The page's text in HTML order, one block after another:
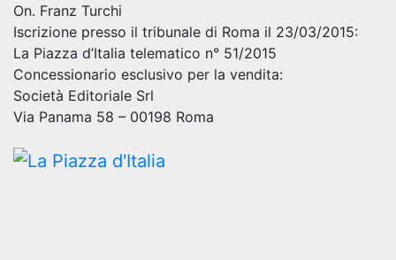
On. Franz Turchi
Iscrizione presso il tribunale di Roma il 23/03/2015:
La Piazza d’Italia telematico n° 51/2015
Concessionario esclusivo per la vendita:
Società Editoriale Srl
Via Panama 58 – 00198 Roma